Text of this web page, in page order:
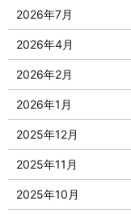
2026年7月
2026年4月
2026年2月
2026年1月
2025年12月
2025年11月
2025年10月